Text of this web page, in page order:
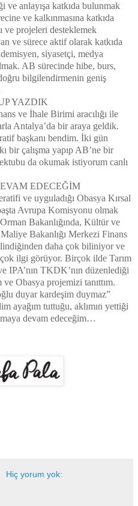
ve anlayışa katkıda bulunmak
ve kalkınmasına katkıda
ve projeleri desteklemek
ve sürece aktif olarak katkıda
siyasetçi, medya
AB sürecinde hibe, burs,
bilgilendirmenin geniş
YAZDIK
ve İhale Birimi aracılığı ile
Antalya’da bir araya geldik.
başkanı bendim. İki gün
bir çalışma yapıp AB’ne bir
da okumak istiyorum canlı
EDECEĞİM
ve uyguladığı Obasya Kırsal
Avrupa Komisyonu olmak
Bakanlığında, Kültür ve
Bakanlığı Merkezi Finans
daha çok biliniyor ve
ilgi görüyor. Birçok ilde Tarım
IPA’nın TKDK’nın düzenlediği
ve Obasya projemizi tanıttım.
duyar kardeşim duymaz”
ayağım tuttuğu, aklımın yettiği
devam edeceğim…
Hiç yorum yok: